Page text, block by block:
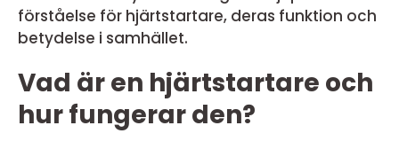
förståelse för hjärtstartare, deras funktion och
betydelse i samhället.
Vad är en hjärtstartare och
hur fungerar den?